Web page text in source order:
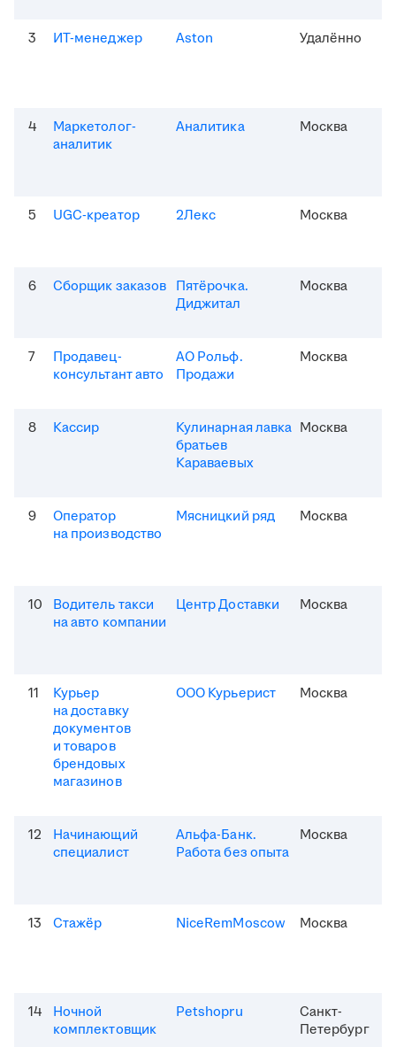
3 ИТ-менеджер Aston Удалённо
4
Маркетолог-
аналитик
Аналитика Москва
5 UGC-креатор 2Лекс Москва
6 Сборщик заказов Пятёрочка.
Диджитал
Москва
7
Продавец-
консультант авто
АО Рольф.
Продажи
Москва
8 Кассир
Кулинарная лавка
братьев
Караваевых
Москва
9
Оператор
на производство
Мясницкий ряд Москва
10
Водитель такси
на авто компании
Центр Доставки Москва
11
Курьер
на доставку
документов
и товаров
брендовых
магазинов
ООО Курьерист Москва
12
Начинающий
специалист
Альфа-Банк.
Работа без опыта
Москва
13 Стажёр NiceRemMoscow Москва
14
Ночной
комплектовщик
Petshopru
Санкт-
Петербург